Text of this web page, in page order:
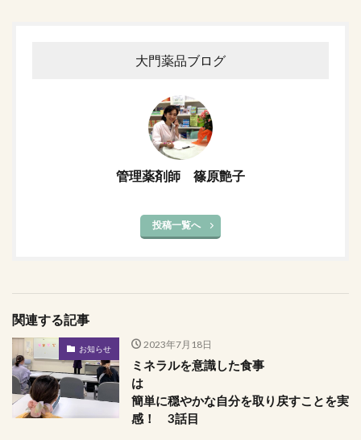
大門薬品ブログ
管理薬剤師 篠原艶子
投稿一覧へ
関連する記事
お知らせ 2023年7月18日
ミネラルを意識した食事
は
簡単に穏やかな自分を取り戻すことを実
感！ 3話目